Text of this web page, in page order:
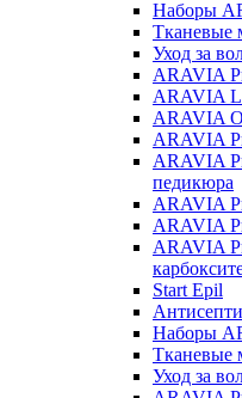
Наборы
Тканевые
Уход за
ARAVIA
ARAVIA
ARAVIA
ARAVIA
ARAVIA
педикюра
ARAVIA
ARAVIA
ARAVIA
Start Epil
Наборы
Тканевые
Уход за